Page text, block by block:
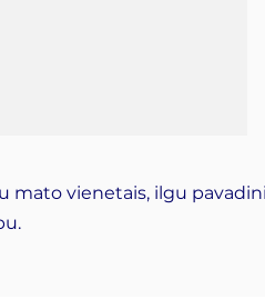
mato vienetais, ilgu